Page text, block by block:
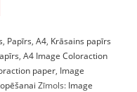
, Papīrs,A4, Krāsains papīrs
,A4 Image Coloraction
paper, Image
Zīmols: Image